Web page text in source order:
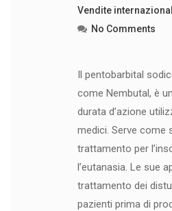
Vendite
No Comments
Il pentobarbital
come Nembutal, è
durata d’azione
medici. Serve come
trattamento per
l’eutanasia. Le sue
trattamento dei
pazienti prima di